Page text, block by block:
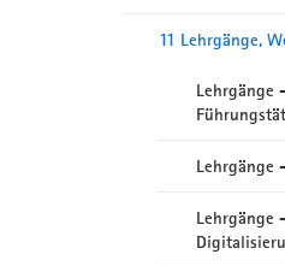
11 Lehrgänge,
Lehrgänge
Lehrgänge
Lehrgänge